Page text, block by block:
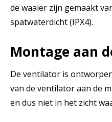
de waaier zijn gemaakt
spatwaterdicht (IPX4).
Montage aan
De ventilator is
van de ventilator aan de
en dus niet in het zicht